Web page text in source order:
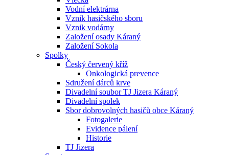
Vodní elektrárna
Vznik hasičského sboru
Vznik vodárny
Založení osady Káraný
Založení Sokola
Spolky
Český červený kříž
Onkologická prevence
Sdružení dárců krve
Divadelní soubor TJ Jizera Káraný
Divadelní spolek
Sbor dobrovolných hasičů obce Káraný
Fotogalerie
Evidence pálení
Historie
TJ Jizera